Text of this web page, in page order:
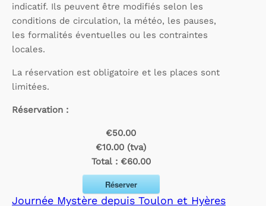
indicatif. Ils peuvent être modifiés selon les
conditions de circulation, la météo, les pauses,
les formalités éventuelles ou les contraintes
locales.
La réservation est obligatoire et les places sont
limitées.
Réservation :
€50.00
€10.00 (tva)
Total : €60.00
Réserver
Journée Mystère depuis Toulon et Hyères